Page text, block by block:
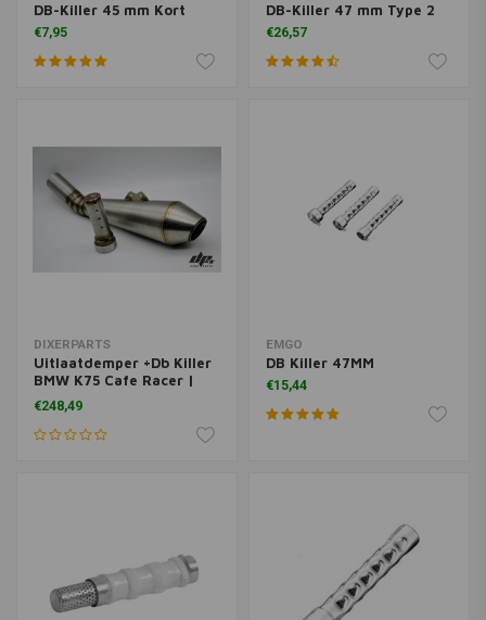
DB-Killer 45 mm Kort
€7,95
DB-Killer 47 mm Type 2
€26,57
DIXERPARTS
Uitlaatdemper +Db Killer
BMW K75 Cafe Racer |
Collector Slipon
Uitlaatpijpenset
€248,49
EMGO
DB Killer 47MM
€15,44